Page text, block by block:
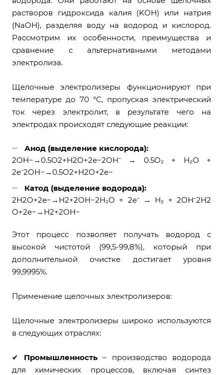
растворов гидроксида калия (KOH) или натрия
(NaOH), разделяя воду на водород и кислород.
Рассмотрим их особенности, преимущества и
сравнение с альтернативными методами
электролиза.
Щелочные электролизеры функционируют при
температуре до 70 °C, пропуская электрический
ток через электролит, в результате чего на
электродах происходят следующие реакции:
Анод (выделение кислорода):
2OH−→0.5O2+H2O+2e−2OH⁻ → 0.5O₂ + H₂O +
2e⁻2OH−→0.5O2​+H2​O+2e−
Катод (выделение водорода):
2H2O+2e−→H2+2OH−2H₂O + 2e⁻ → H₂ + 2OH⁻2H2​
O+2e−→H2​+2OH−
Этот процесс позволяет получать водород с
высокой чистотой (99,5-99,8%), который при
дополнительной очистке достигает уровня
99,9995%.
Применение щелочных электролизеров:
Щелочные электролизеры широко используются
в следующих отраслях:
✔ Промышленность– производство водорода
для химических процессов, включая синтез